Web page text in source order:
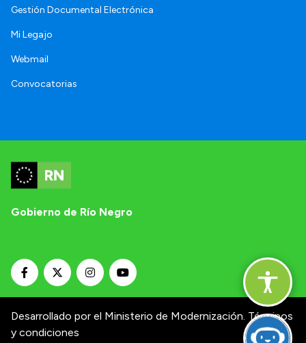
Gestión Documental Electrónica
Mi Legajo
Webmail
Convocatorias
Gobierno de Río Negro
Desarrollado por el Ministerio de Modernización. Términos
y condiciones